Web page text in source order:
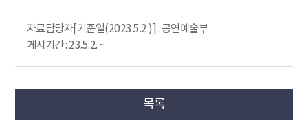
자료담당자[기준일(2023.5.2.)] : 공연예술부
게시기간 : 23.5.2. ~
목록